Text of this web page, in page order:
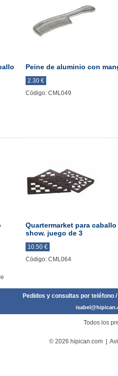
Peine de aluminio con
2.30 €
Código: CML049
Quartermarket para caballo
show. juego de 3
10.50 €
Código: CML064
Pedidos y consultas por teléfono
Todos los
© 2026 hipican.com |